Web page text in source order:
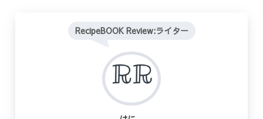
RecipeBOOK Review:ライター